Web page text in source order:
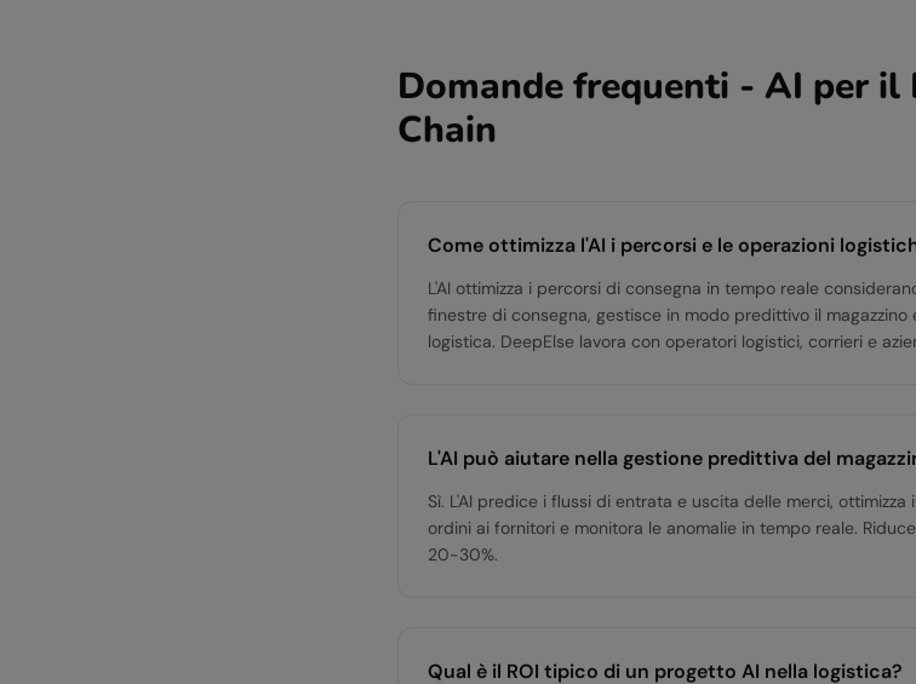
Domande frequenti - AI per il
Chain
Come ottimizza l'AI i percorsi e le operazioni
L'AI ottimizza i percorsi di consegna in tempo reale
finestre di consegna, gestisce in modo predittivo il magazzino
logistica. DeepElse lavora con operatori logistici, corrieri e
L'AI può aiutare nella gestione predittiva del
Sì. L'AI predice i flussi di entrata e uscita delle merci, ottimizza
ordini ai fornitori e monitora le anomalie in tempo reale.
20-30%.
Qual è il ROI tipico di un progetto AI nella logistica?